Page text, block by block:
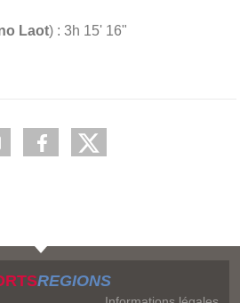
Laot) : 3h 15' 16"
REGIONS